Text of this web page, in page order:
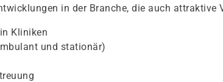
in der Branche, die auch
Kliniken
und stationär)